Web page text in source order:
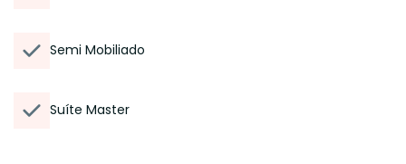
Semi Mobiliado
Suíte Master